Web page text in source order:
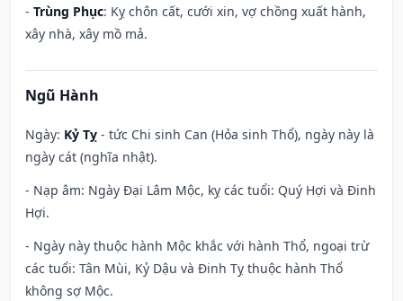
- Trùng Phục: Kỵ chôn cất, cưới xin, vợ chồng xuất hành,
xây nhà, xây mồ mả.
Ngũ Hành
Ngày: Kỷ Tỵ - tức Chi sinh Can (Hỏa sinh Thổ), ngày này là
ngày cát (nghĩa nhật).
- Nạp âm: Ngày Đại Lâm Mộc, kỵ các tuổi: Quý Hợi và Đinh
Hợi.
- Ngày này thuộc hành Mộc khắc với hành Thổ, ngoại trừ
các tuổi: Tân Mùi, Kỷ Dậu và Đinh Tỵ thuộc hành Thổ
không sợ Mộc.